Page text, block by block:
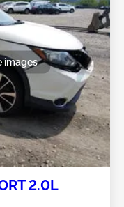
images
2.0L